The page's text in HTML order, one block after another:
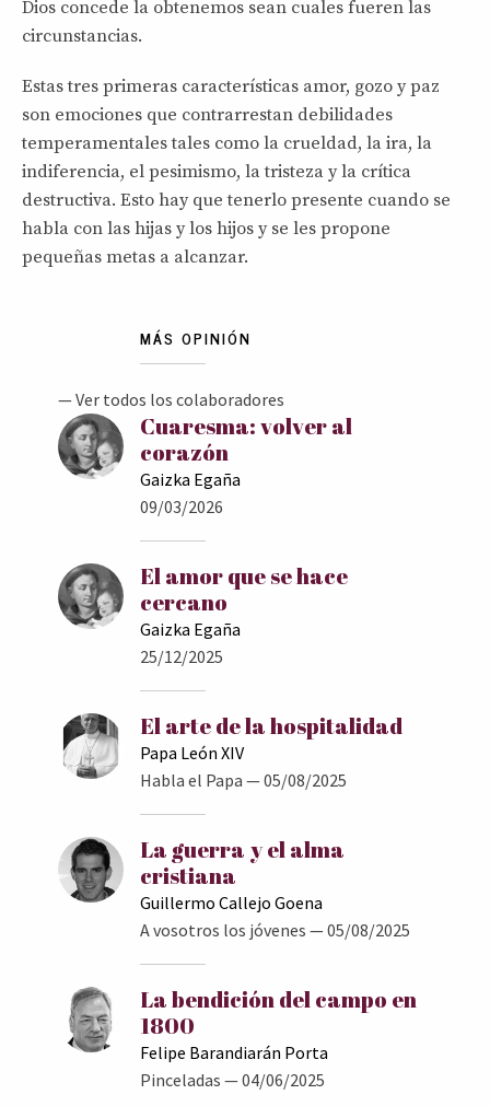
Dios concede la obtenemos sean cuales fueren las
circunstancias.
Estas tres primeras características amor, gozo y paz
son emociones que contrarrestan debilidades
temperamentales tales como la crueldad, la ira, la
indiferencia, el pesimismo, la tristeza y la crítica
destructiva. Esto hay que tenerlo presente cuando se
habla con las hijas y los hijos y se les propone
pequeñas metas a alcanzar.
MÁS OPINIÓN
Cuaresma: volver al
corazón
Gaizka Egaña
09/03/2026
El amor que se hace
cercano
Gaizka Egaña
25/12/2025
El arte de la hospitalidad
Papa León XIV
Habla el Papa — 05/08/2025
La guerra y el alma
cristiana
Guillermo Callejo Goena
A vosotros los jóvenes — 05/08/2025
La bendición del campo en
1800
Felipe Barandiarán Porta
Pinceladas — 04/06/2025
— Ver todos los colaboradores